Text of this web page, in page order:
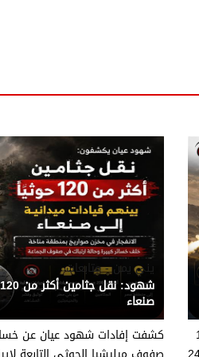
10
يني يمن - متابعات
صنعاء
كشفت إفادات شهود عيان عن